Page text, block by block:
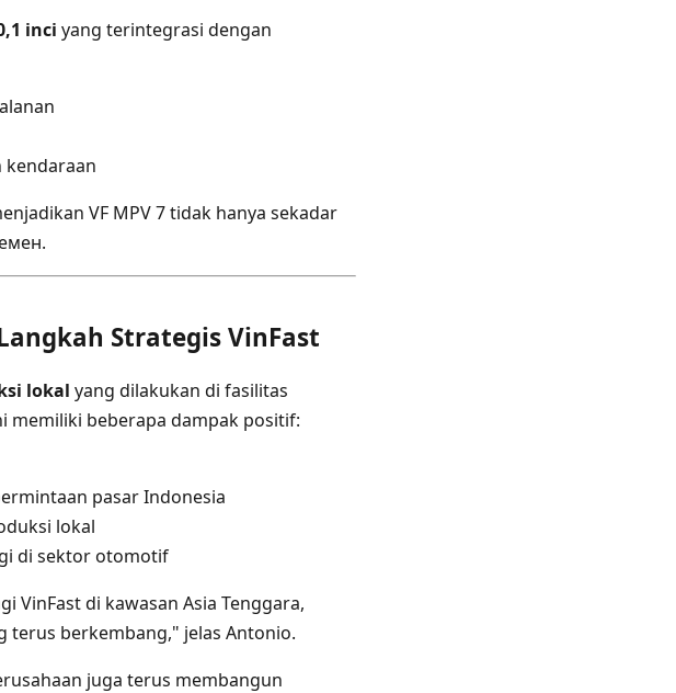
inci yang terintegrasi dengan
kendaraan
VF MPV 7 tidak hanya sekadar
Strategis VinFast
lokal yang dilakukan di fasilitas
memiliki beberapa dampak positif:
pasar Indonesia
lokal
di sektor otomotif
VinFast di kawasan Asia Tenggara,
berkembang," jelas Antonio.
juga terus membangun